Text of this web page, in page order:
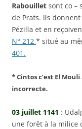
Rabouillet sont co –
de Prats. Ils
Pézilla et en
N° 212 * situé au
401.
* Cintos c’est El
incorrecte.
03 juillet 1141 :
une forêt à la milice